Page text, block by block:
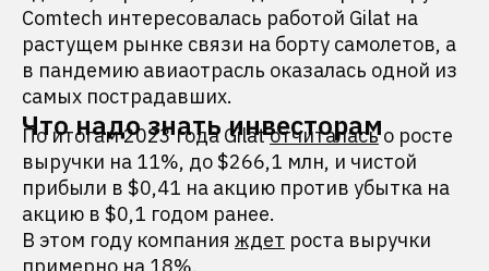
Comtech интересовалась работой Gilat на
растущем рынке связи на борту самолетов, а
в пандемию авиаотрасль оказалась одной из
самых пострадавших.
Что надо знать инвесторам
По итогам 2023 года Gilatотчиталасьо росте
выручки на 11%, до $266,1 млн, и чистой
прибыли в $0,41 на акцию против убытка на
акцию в $0,1 годом ранее.
В этом году компания ждет роста выручки